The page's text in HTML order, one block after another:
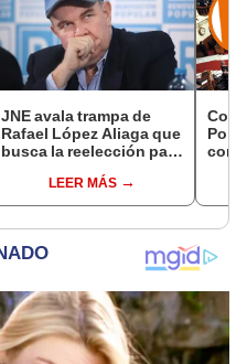
JNE avala trampa de
Rafael López Aliaga que
busca la reelección para
LEER MÁS